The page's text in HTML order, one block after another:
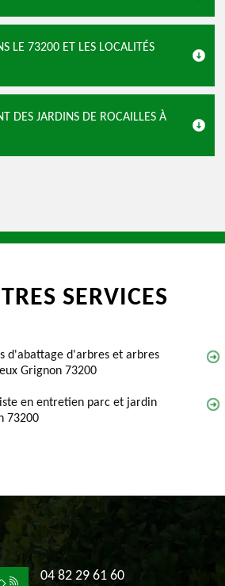
LE 73200 ET LES LOCALITÉS
DES JARDINS DE ROCAILLES À
SERVICES
d'abattage d'arbres et arbres
Grignon 73200
en entretien parc et jardin
73200
04 82 29 61 60